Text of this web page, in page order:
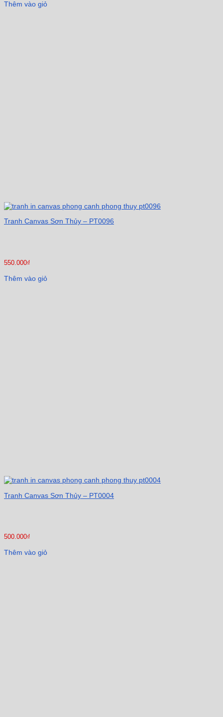
Thêm vào giỏ
Tranh Canvas Sơn Thủy – PT0096
550.000₫
Thêm vào giỏ
Tranh Canvas Sơn Thủy – PT0004
500.000₫
Thêm vào giỏ